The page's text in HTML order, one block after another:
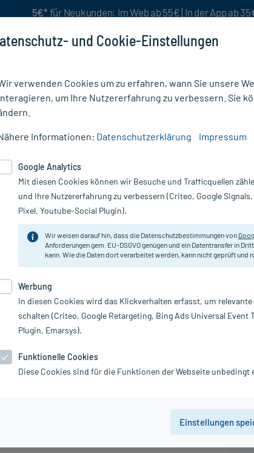
5€* für Neukunden: Im Web ab 55€ | In der App ab
Pflege & Massage
Nur für kurze Zeit:Gratis-Versand* ab
Gel, 100 g
PlusHerzen sichern
und Cookie-Einstellungen
verwenden Cookies um zu erfahren, wann Sie unsere
um Ihre Nutzererfahrung zu verbessern. Sie
Informationen: Datenschutzerklärung Impressum
Google Analytics
Mit diesen Cookies können wir Besuche und Trafficquellen
und Ihre Nutzererfahrung zu verbessern (Criteo, Google
Pixel, Youtube-Social Plugin).
Wir weisen darauf hin, dass die Datenschutzbestimmungen von
Anforderungen gem. EU-DSGVO genügen und ein Datentransfer in
kann. Wie die Daten dort verarbeitet werden, kann nicht geprüft und
Werbung
In diesen Cookies wird das Klickverhalten erfasst, um
schalten (Criteo, Google Retargeting, Bing Ads Universal
Plugin, Emarsys).
Funktionelle Cookies
Diese Cookies sind für die Funktionen der Webseite
Einstellungen